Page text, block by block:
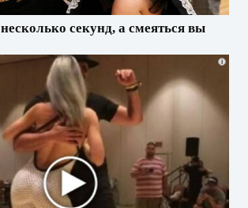
секунд, а смеяться вы
i